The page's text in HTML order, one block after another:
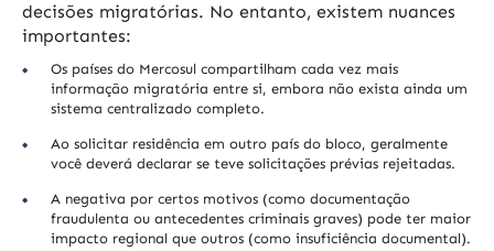
decisões migratórias. No entanto, existem nuances
importantes:
Os países do Mercosul compartilham cada vez mais
informação migratória entre si, embora não exista ainda um
sistema centralizado completo.
Ao solicitar residência em outro país do bloco, geralmente
você deverá declarar se teve solicitações prévias rejeitadas.
A negativa por certos motivos (como documentação
fraudulenta ou antecedentes criminais graves) pode ter maior
impacto regional que outros (como insuficiência documental).